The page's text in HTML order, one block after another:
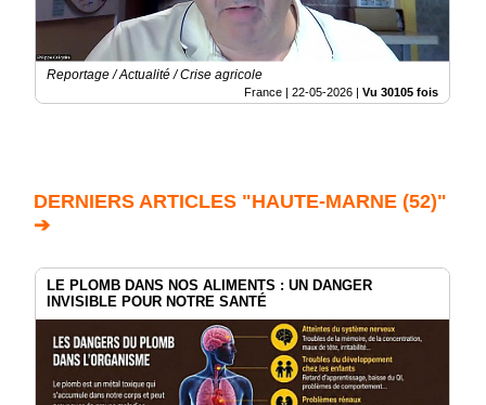
Reportage / Actualité / Crise agricole
France | 22-05-2026 | Vu 30105 fois
DERNIERS ARTICLES "HAUTE-MARNE (52)"
➔
LE PLOMB DANS NOS ALIMENTS : UN DANGER
INVISIBLE POUR NOTRE SANTÉ